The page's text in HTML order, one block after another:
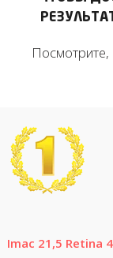
Посмотрите,
Imac 21,5 Retina